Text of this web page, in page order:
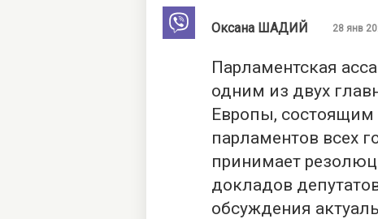
Оксана ШАДИЙ 28 янв
Парламентская
одним из двух
Европы, состоящим
парламентов всех
принимает
докладов
обсуждения